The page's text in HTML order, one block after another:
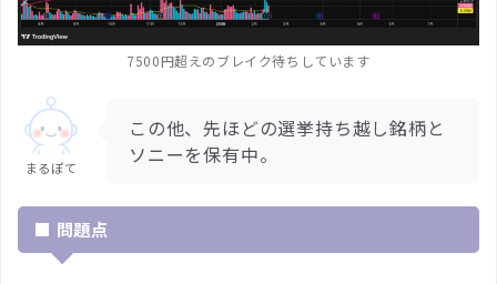
7500円超えのブレイク待ちしています
まるぽて
この他、先ほどの選挙持ち越し銘柄と
ソニーを保有中。
■ 問題点